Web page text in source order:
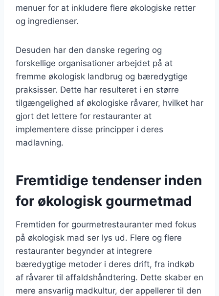
menuer for at inkludere flere økologiske retter
og ingredienser.
Desuden har den danske regering og
forskellige organisationer arbejdet på at
fremme økologisk landbrug og bæredygtige
praksisser. Dette har resulteret i en større
tilgængelighed af økologiske råvarer, hvilket har
gjort det lettere for restauranter at
implementere disse principper i deres
madlavning.
Fremtidige tendenser inden
for økologisk gourmetmad
Fremtiden for gourmetrestauranter med fokus
på økologisk mad ser lys ud. Flere og flere
restauranter begynder at integrere
bæredygtige metoder i deres drift, fra indkøb
af råvarer til affaldshåndtering. Dette skaber en
mere ansvarlig madkultur, der appellerer til den